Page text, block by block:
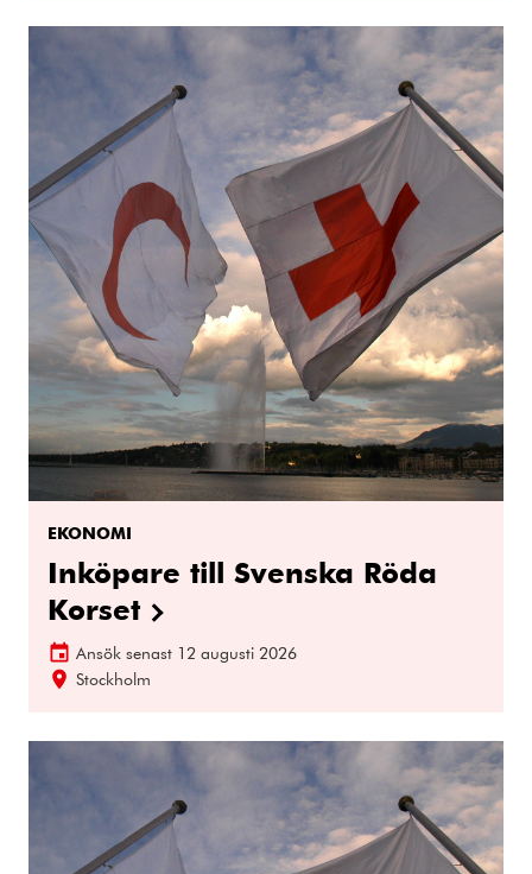
EKONOMI
Inköpare till Svenska Röda
Korset
Ansök senast 12 augusti 2026
Stockholm